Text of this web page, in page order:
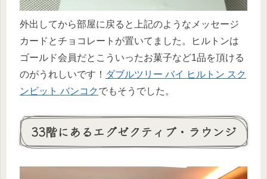
外出してから部屋に戻ると上記のようなメッセージ
カードとチョコレートが置いてました。ヒルトンは
ゴールド会員だとこういったお菓子など1品を頂ける
のがうれしいです！ ダブルツリー バイ ヒルトン スク
ンビット バンコクでもそうでした。
33階にあるエグゼクティブ・ラウンジ